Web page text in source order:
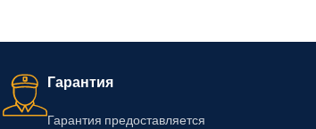
Гарантия
Гарантия предоставляется